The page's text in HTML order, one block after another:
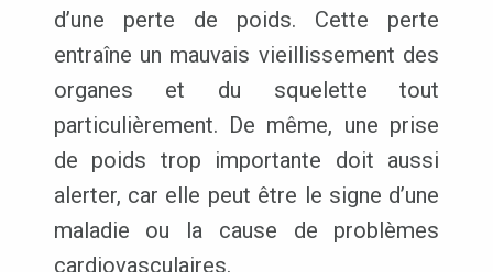
d’une perte de poids. Cette perte
entraîne un mauvais vieillissement des
organes et du squelette tout
particulièrement. De même, une prise
de poids trop importante doit aussi
alerter, car elle peut être le signe d’une
maladie ou la cause de problèmes
cardiovasculaires.